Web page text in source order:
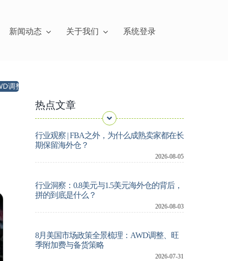
新闻动态 关于我们 系统登录
备货策略
热点文章
行业观察 | FBA之外，为什么成熟卖家都在长
期保留海外仓？
2026-08-05
行业洞察：0.8美元与1.5美元海外仓的背后，
拼的到底是什么？
2026-08-03
8月美国市场政策全景梳理：AWD调整、旺
季附加费与备货策略
2026-07-31